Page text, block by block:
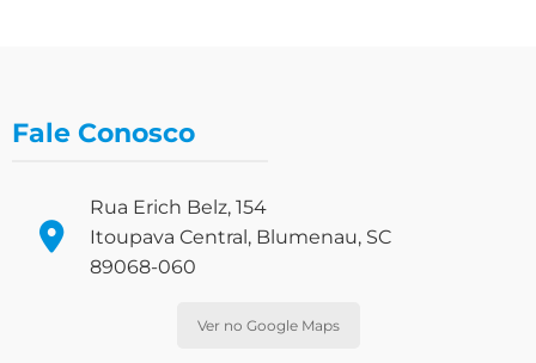
Fale Conosco
Rua Erich Belz, 154
Itoupava Central, Blumenau, SC
89068-060
Ver no Google Maps